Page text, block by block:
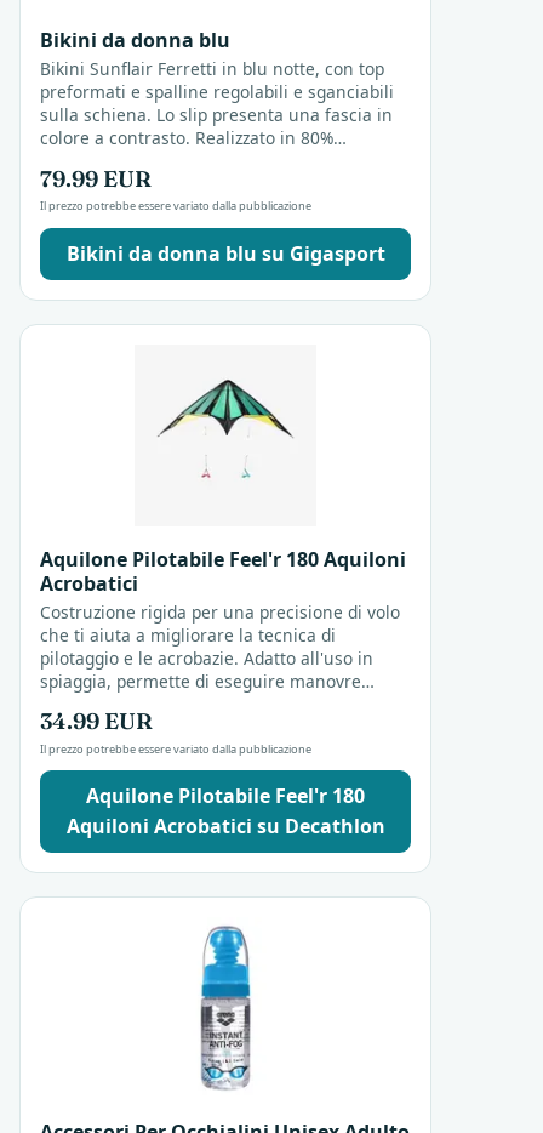
Bikini da donna blu
Bikini Sunflair Ferretti in blu notte, con top
preformati e spalline regolabili e sganciabili
sulla schiena. Lo slip presenta una fascia in
colore a contrasto. Realizzato in 80%
79.99 EUR
Il prezzo potrebbe essere variato dalla pubblicazione
Bikini da donna blu su Gigasport
Aquilone Pilotabile Feel'r 180 Aquiloni
Acrobatici
Costruzione rigida per una precisione di volo
che ti aiuta a migliorare la tecnica di
pilotaggio e le acrobazie. Adatto all'uso in
spiaggia, permette di eseguire manovre
acrobatico pensato...
34.99 EUR
Il prezzo potrebbe essere variato dalla pubblicazione
Aquilone Pilotabile Feel'r 180
Aquiloni Acrobatici su Decathlon